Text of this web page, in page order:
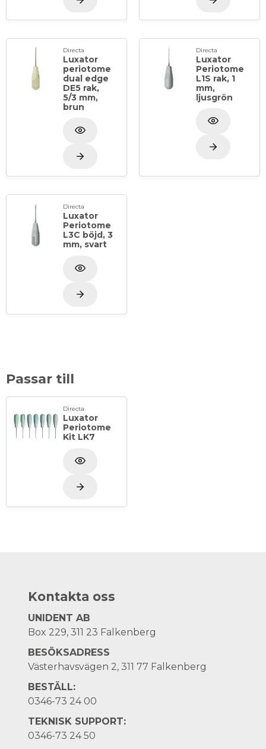
Directa
Luxator
periotome
dual edge
DE5 rak,
5/3 mm,
brun
Directa
Luxator
Periotome
L1S rak, 1
mm,
ljusgrön
Directa
Luxator
Periotome
L3C böjd, 3
mm, svart
Passar till
Directa
Luxator
Periotome
Kit LK7
Kontakta oss
UNIDENT AB
Box 229, 311 23 Falkenberg
BESÖKSADRESS
Västerhavsvägen 2, 311 77 Falkenberg
BESTÄLL:
0346-73 24 00
TEKNISK SUPPORT:
0346-73 24 50